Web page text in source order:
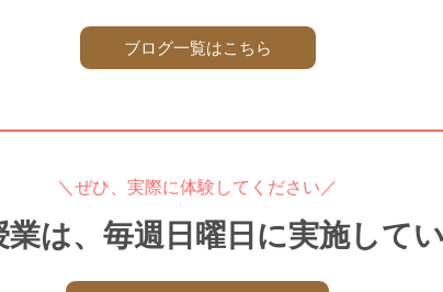
ブログ一覧はこちら
＼ぜひ、実際に体験してください／
業は、毎週日曜日に実施して